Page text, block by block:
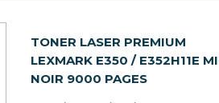
TONER LASER PREMIUM
LEXMARK E350 / E352H11E
NOIR 9000 PAGES